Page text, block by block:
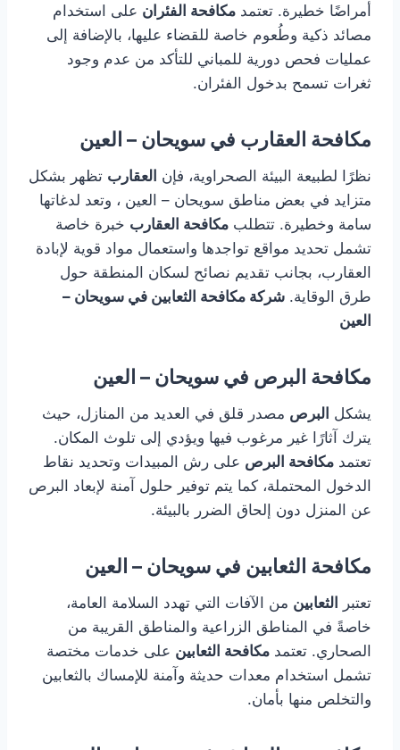
أمراضًا خطيرة. تعتمد مكافحة الفئران على استخدام
مصائد ذكية وطُعوم خاصة للقضاء عليها، بالإضافة إلى
عمليات فحص دورية للمباني للتأكد من عدم وجود
ثغرات تسمح بدخول الفئران.
مكافحة العقارب في سويحان – العين
نظرًا لطبيعة البيئة الصحراوية، فإن العقارب تظهر بشكل
متزايد في بعض مناطق سويحان – العين ، وتعد لدغاتها
سامة وخطيرة. تتطلب مكافحة العقارب خبرة خاصة
تشمل تحديد مواقع تواجدها واستعمال مواد قوية لإبادة
العقارب، بجانب تقديم نصائح لسكان المنطقة حول
طرق الوقاية. شركة مكافحة الثعابين في سويحان –
العين
مكافحة البرص في سويحان – العين
يشكل البرص مصدر قلق في العديد من المنازل، حيث
يترك آثارًا غير مرغوب فيها ويؤدي إلى تلوث المكان.
تعتمد مكافحة البرص على رش المبيدات وتحديد نقاط
الدخول المحتملة، كما يتم توفير حلول آمنة لإبعاد البرص
عن المنزل دون إلحاق الضرر بالبيئة.
مكافحة الثعابين في سويحان – العين
تعتبر الثعابين من الآفات التي تهدد السلامة العامة،
خاصةً في المناطق الزراعية والمناطق القريبة من
الصحاري. تعتمد مكافحة الثعابين على خدمات مختصة
تشمل استخدام معدات حديثة وآمنة للإمساك بالثعابين
والتخلص منها بأمان.